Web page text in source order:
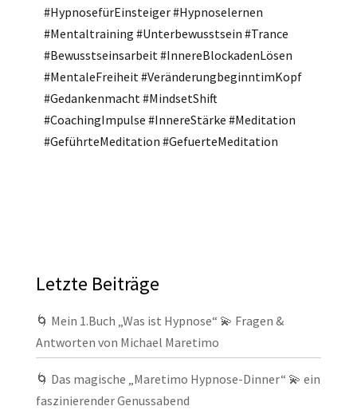
#HypnosefürEinsteiger #Hypnoselernen
#Mentaltraining #Unterbewusstsein #Trance
#Bewusstseinsarbeit #InnereBlockadenLösen
#MentaleFreiheit #VeränderungbeginntimKopf
#Gedankenmacht #MindsetShift
#CoachingImpulse #InnereStärke #Meditation
#GeführteMeditation #GefuerteMeditation
Letzte Beiträge
🌀 Mein 1.Buch „Was ist Hypnose“ 💫 Fragen &
Antworten von Michael Maretimo
🌀 Das magische „Maretimo Hypnose-Dinner“ 💫 ein
faszinierender Genussabend